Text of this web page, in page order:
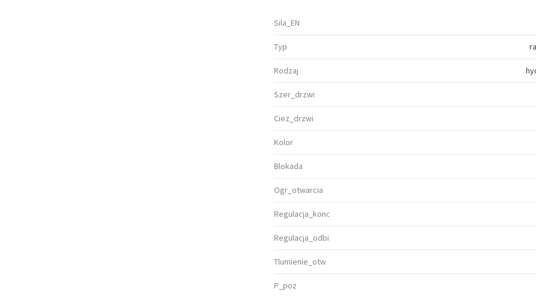
Sila_EN
Typ
Rodzaj
Szer_drzwi
Ciez_drzwi
Kolor
Blokada
Ogr_otwarcia
Regulacja_konc
Regulacja_odbi
Tlumienie_otw
P_poz